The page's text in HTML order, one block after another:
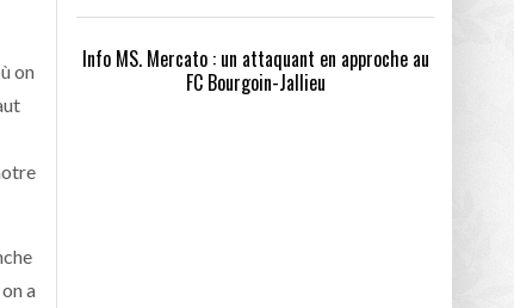
on
a
Info MS. Mercato : un attaquant en approche au
FC Bourgoin-Jallieu